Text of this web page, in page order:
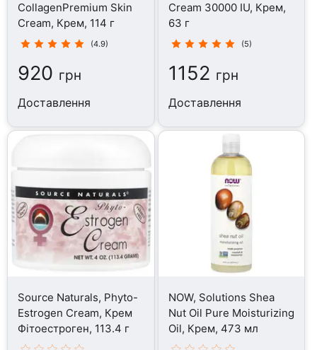
CollagenPremium Skin
Cream, Крем, 114 г
(4.9)
920 грн
Доставлення
Cream 30000 IU, Крем,
63 г
(5)
1152 грн
Доставлення
Source Naturals, Phyto-
Estrogen Cream, Крем
Фітоестроген, 113.4 г
NOW, Solutions Shea
Nut Oil Pure Moisturizing
Oil, Крем, 473 мл